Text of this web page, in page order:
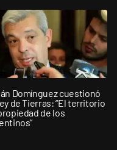
Domínguez cuestionó
de Tierras: “El territorio
de los